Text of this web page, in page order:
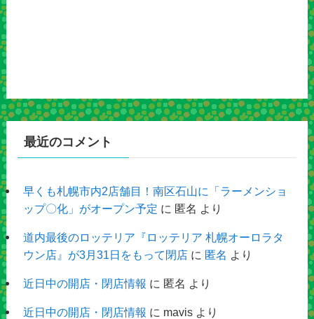
最近のコメント
早くも札幌市内2店舗目！南区石山に「ラーメンショ
ップ〇化」がオープン予定 に 匿名 より
道内最後のロッテリア『ロッテリア 札幌オーロラタ
ウン店』が3月31日をもって閉店に 匿名 より
近日中の開店・閉店情報 に 匿名 より
近日中の開店・閉店情報 に mavisより